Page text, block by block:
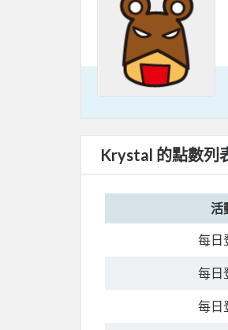
Krystal 的點數列
活
每日
每日
每日